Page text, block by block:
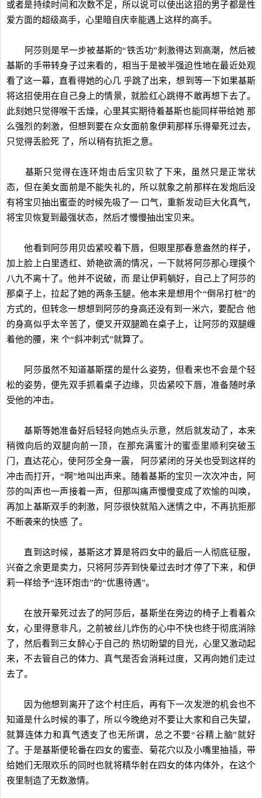
或者是持续时间和次数不足，所以说可以使出这招的男子都是性
爱方面的超级高手，心里暗自庆幸能遇上这样的高手。
阿莎则是早一步被基斯的“铁舌功”刺激得达到高潮，然后被
基斯的手带转身子过来看的，相当于是被半强迫性地在最近处观
看了这一幕，直看得她的心几 乎跳了出来，想到等一下如果基斯
将这招使用在自己身上的情景，就脸红心跳得不敢再想下去了。
此刻她只觉得喉干舌燥，心里其实期待着基斯也能同样带给她 那
么强烈的刺激，但想到要在众女面前象伊莉那样乐得晕死过去，
只觉得丢脸死 了，所以稍有抗拒之意。
基斯只觉得在连环炮击后宝贝软了下来，虽然只是正常状
态，但在美女面前是不能失礼的，所以就象之前那样在发炮后没
有将宝贝抽出蜜壶的时候先吸了一 口气，重新发动巨大化真气，
将宝贝恢复到最强状态，然后才慢慢抽出宝贝来。
他看到阿莎用贝齿紧咬着下唇，但眼里那春意盎然的样子，
加上脸上白里透红、娇艳欲滴的情况，一下就将阿莎那心理摸个
八九不离十了。他并不说破，而 是让伊莉躺好，自己上了阿莎的
那桌子上，拉起了她的两条玉腿。他本来是想用个“倒吊打桩”的
方式的，但转念一想想到阿莎的身高还没有到一米六，要配合 他
的身高似乎太辛苦了，便叉开双腿跪在桌子上，让阿莎的双腿缠
着他的腰，来 个“斜冲刺式”就算了。
阿莎虽然不知道基斯摆的是什么姿势，但看来也不会是个轻
松的姿势，便先双手抓着桌子边缘，贝齿紧咬下唇，准备随时承
受他的冲击。
基斯等她准备好后轻轻向她点头示意，然后就发动了，本来
稍微向后的双腿向前一顶，在那充满蜜汁的蜜壶里顺利突破玉
门，直达花心，使阿莎全身一震， 阿莎紧闭的牙关也受到这样的
冲击而打开，“啊”地叫出声来。随着基斯的宝贝一次次冲击，阿
莎的叫声也一声接着一声，但那叫痛声慢慢变成了欢愉的叫唤，
再加上基斯双手的刺激，阿莎很快就陷入迷情之中，不再抗拒那
不断袭来的快感 了。
直到这时候，基斯这才算是将四女中的最后一人彻底征服，
兴奋之余更是卖力，只将阿莎弄到快晕过去时才停了下来，和伊
莉一样给予“连环炮击”的“优惠待遇”。
在放开晕死过去了的阿莎后，基斯坐在旁边的椅子上看着众
女，心里得意非凡，之前被丝儿炸伤的心中不快也终于彻底消除
了，然后看到三女醉心于自己的 热切盼望的目光，心里又激动起
来，不去管自己的体力、真气是否会消耗过度，又再向她们走过
去了。
因为他想到离开了这个村庄后，再有下一次发泄的机会也不
知道是什么时候的事了，所以今晚绝对不要让大家和自己失望，
就算连体力和真气透支了也无所谓，总之不要“谷精上脑”就好
了。于是基斯便轮番在四女的蜜壶、菊花穴以及小嘴里抽插，带
给她们无限欢乐的同时也就将精华射在四女的体内体外，在这个
夜里制造了无数激情。